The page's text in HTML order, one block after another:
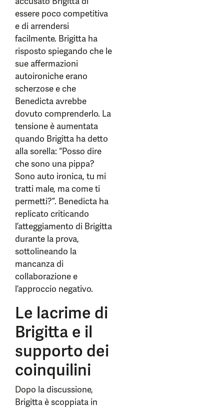
essere poco competitiva
e di arrendersi
facilmente. Brigitta ha
risposto spiegando che le
sue affermazioni
autoironiche erano
scherzose e che
Benedicta avrebbe
dovuto comprenderlo. La
tensione è aumentata
quando Brigitta ha detto
alla sorella: “Posso dire
che sono una pippa?
Sono auto ironica, tu mi
tratti male, ma come ti
permetti?”. Benedicta ha
replicato criticando
l’atteggiamento di Brigitta
durante la prova,
sottolineando la
mancanza di
collaborazione e
l’approccio negativo.
Le lacrime di
Brigitta e il
supporto dei
coinquilini
Dopo la discussione,
Brigitta è scoppiata in